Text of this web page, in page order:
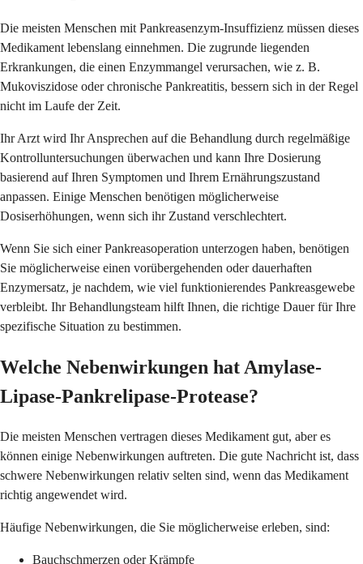
Die meisten Menschen mit Pankreasenzym-Insuffizienz müssen dieses
Medikament lebenslang einnehmen. Die zugrunde liegenden
Erkrankungen, die einen Enzymmangel verursachen, wie z. B.
Mukoviszidose oder chronische Pankreatitis, bessern sich in der Regel
nicht im Laufe der Zeit.
Ihr Arzt wird Ihr Ansprechen auf die Behandlung durch regelmäßige
Kontrolluntersuchungen überwachen und kann Ihre Dosierung
basierend auf Ihren Symptomen und Ihrem Ernährungszustand
anpassen. Einige Menschen benötigen möglicherweise
Dosiserhöhungen, wenn sich ihr Zustand verschlechtert.
Wenn Sie sich einer Pankreasoperation unterzogen haben, benötigen
Sie möglicherweise einen vorübergehenden oder dauerhaften
Enzymersatz, je nachdem, wie viel funktionierendes Pankreasgewebe
verbleibt. Ihr Behandlungsteam hilft Ihnen, die richtige Dauer für Ihre
spezifische Situation zu bestimmen.
Welche Nebenwirkungen hat Amylase-
Lipase-Pankrelipase-Protease?
Die meisten Menschen vertragen dieses Medikament gut, aber es
können einige Nebenwirkungen auftreten. Die gute Nachricht ist, dass
schwere Nebenwirkungen relativ selten sind, wenn das Medikament
richtig angewendet wird.
Häufige Nebenwirkungen, die Sie möglicherweise erleben, sind:
Bauchschmerzen oder Krämpfe